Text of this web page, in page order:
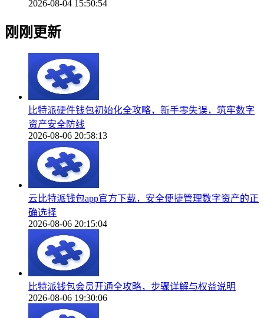
2026-08-04 15:50:54
刚刚更新
比特派硬件钱包初始化全攻略，新手零失误，筑牢数字
资产安全防线
2026-08-06 20:58:13
云比特派钱包app官方下载，安全便捷管理数字资产的正
确选择
2026-08-06 20:15:04
比特派钱包会员开通全攻略，步骤详解与权益说明
2026-08-06 19:30:06